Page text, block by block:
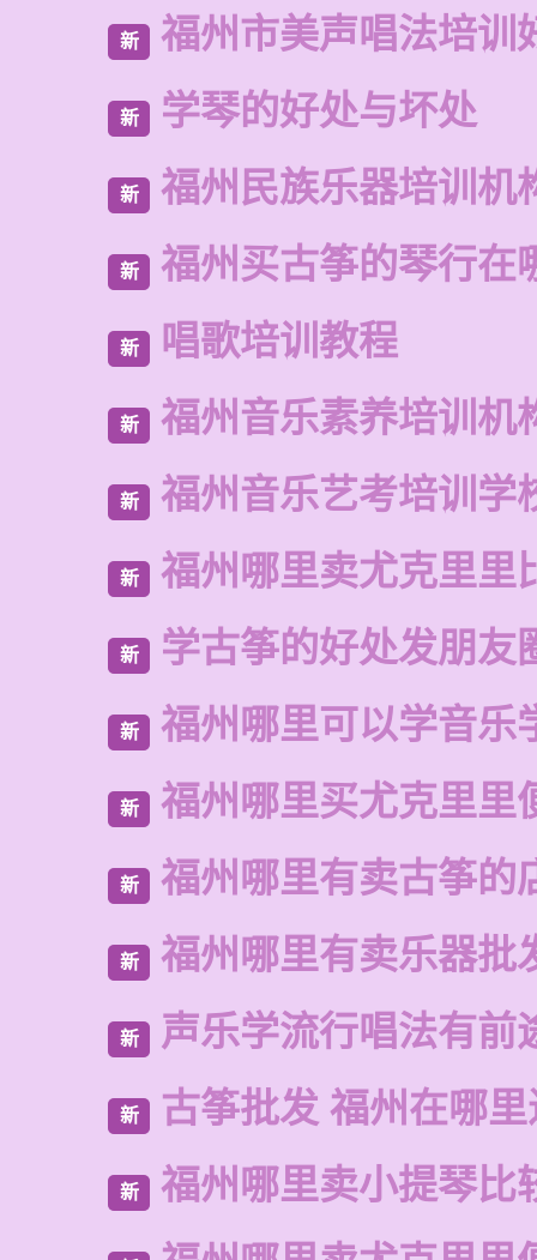
新 福州市美声唱法培训
新 学琴的好处与坏处
新 福州民族乐器培训机
新 福州买古筝的琴行在
新 唱歌培训教程
新 福州音乐素养培训机
新 福州音乐艺考培训学
新 福州哪里卖尤克里里
新 学古筝的好处发朋友
新 福州哪里可以学音乐
新 福州哪里买尤克里里
新 福州哪里有卖古筝的
新 福州哪里有卖乐器批
新 声乐学流行唱法有前
新 古筝批发 福州在哪
新 福州哪里卖小提琴比